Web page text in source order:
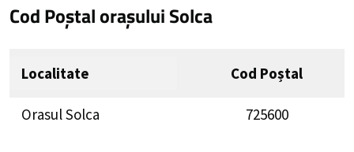
Cod Poștal orașului Solca
Localitate Cod Poștal
Orasul Solca 725600